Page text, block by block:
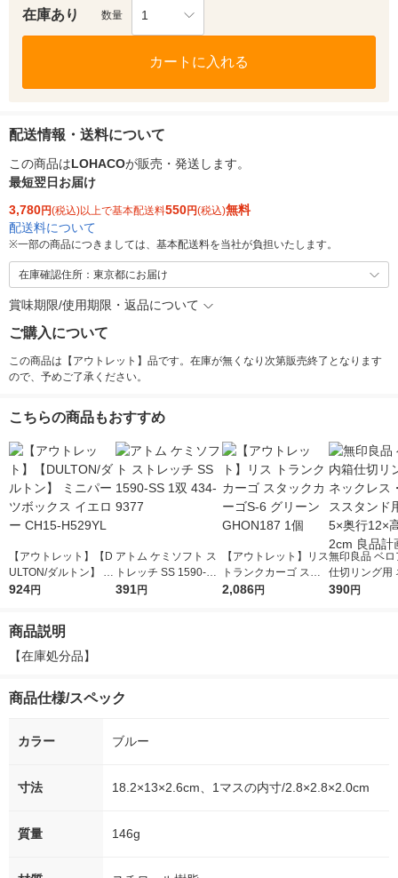
在庫あり 数量 1
カートに入れる
配送情報・送料について
この商品はLOHACOが販売・発送します。
最短翌日お届け
3,780円(税込)以上で基本配送料550円(税込)無料
配送料について
※一部の商品につきましては、基本配送料を当社が負担いたします。
在庫確認住所：東京都にお届け
賞味期限/使用期限・返品について
ご購入について
この商品は【アウトレット】品です。在庫が無くなり次第販売終了となります
ので、予めご了承ください。
こちらの商品もおすすめ
【アウトレット】【D
ULTON/ダルトン】 ミ
ニパーツボックス イ
924円
アトム ケミソフト ス
トレッチ SS 1590-SS
1双 434-9377
391円
【アウトレット】リス
トランクカーゴ スタ
ックカーゴS-6 グリー
2,086円
無印良品 ベロ
仕切リング用
レス・ピアス
390円
商品説明
【在庫処分品】
商品仕様/スペック
カラー ブルー
寸法 18.2×13×2.6cm、1マスの内寸/2.8×2.8×2.0cm
質量 146g